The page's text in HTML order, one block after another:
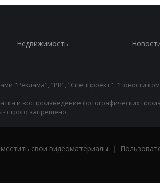
Недвижимость
"Реклама", "PR", "Спецпроект", "Новости
и воспроизведение фотографических
строго запрещено.
свои видеоматериалы |